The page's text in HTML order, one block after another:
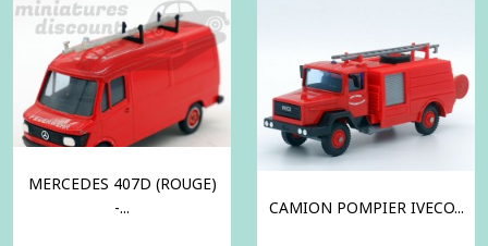
MERCEDES 407D (ROUGE)
-...
CAMION POMPIER IVECO...